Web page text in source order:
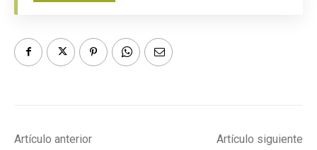
Artículo anterior Artículo siguiente